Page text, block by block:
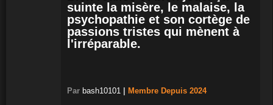
suinte la misère, le malaise, la
psychopathie et son cortège de
passions tristes qui mènent à
l'irréparable.
Par bash10101 Membre Depuis 2024